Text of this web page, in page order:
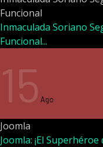
Funcional
Inmaculada Soriano
Funcional...
15 Ago
Joomla
Joomla: ¡El